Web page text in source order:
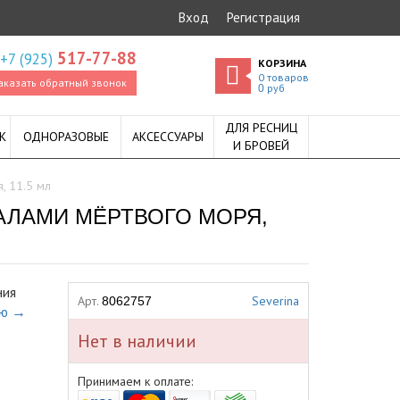
Вход Регистрация
+7 (925) 517-77-88
обратный звонок
КОРЗИНА
0 товаров
0руб
ОДНОРАЗОВЫЕ АКСЕССУАРЫ
ДЛЯ РЕСНИЦ
И БРОВЕЙ
11.5 мл
МЁРТВОГО МОРЯ,
→
Арт. 8062757 Severina
Нет в наличии
Принимаем к оплате: